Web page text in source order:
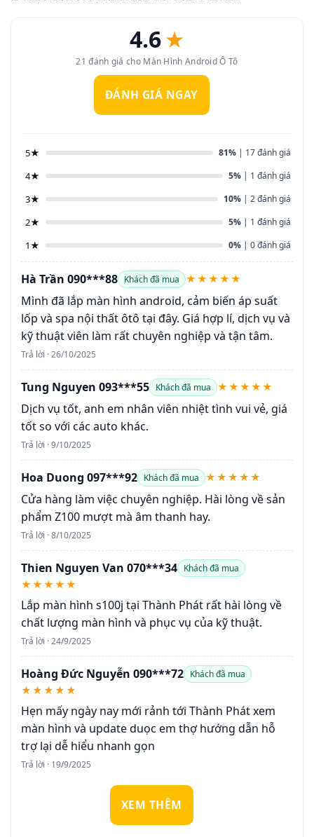
4.6★
21 đánh giá cho Màn Hình Android Ô Tô
ĐÁNH GIÁ NGAY
5★ 81% | 17 đánh giá
4★ 5% | 1 đánh giá
3★ 10% | 2 đánh giá
2★ 5% | 1 đánh giá
1★ 0% | 0 đánh giá
Hà Trần 090***88 Khách đã mua ★★★★★
Mình đã lắp màn hình android, cảm biến áp suất
lốp và spa nội thất ôtô tại đây. Giá hợp lí, dịch vụ và
kỹ thuật viên làm rất chuyên nghiệp và tận tâm.
Trả lời · 26/10/2025
Tung Nguyen 093***55 Khách đã mua ★★★★★
Dịch vụ tốt, anh em nhân viên nhiệt tình vui vẻ, giá
tốt so với các auto khác.
Trả lời · 9/10/2025
Hoa Duong 097***92 Khách đã mua ★★★★★
Cửa hàng làm việc chuyên nghiệp. Hài lòng về sản
phẩm Z100 mượt mà âm thanh hay.
Trả lời · 8/10/2025
Thien Nguyen Van 070***34 Khách đã mua
★★★★★
Lắp màn hình s100j tại Thành Phát rất hài lòng về
chất lượng màn hình và phục vụ của kỹ thuật.
Trả lời · 24/9/2025
Hoàng Đức Nguyễn 090***72 Khách đã mua
★★★★★
Hẹn mấy ngày nay mới rảnh tới Thành Phát xem
màn hình và update duọc em thợ hướng dẫn hỗ
trợ lại dễ hiểu nhanh gọn
Trả lời · 19/9/2025
XEM THÊM